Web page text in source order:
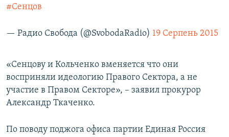
#Сенцов
— Радио Свобода (@SvobodaRadio) 19 Серпень 2015
«Сенцову и Кольченко вменяется что они
восприняли идеологию Правого Сектора, а не
участие в Правом Секторе», – заявил прокурор
Александр Ткаченко.
По поводу поджога офиса партии Единая Россия